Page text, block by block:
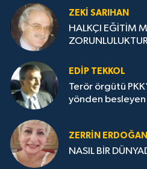
ZEKI SARIHAN
HALKÇI EĞİTİM
EDIP TEKKOL
Terör örgütü
yönden besleyen
ZERRIN ERDOĞAN
NASIL BİR